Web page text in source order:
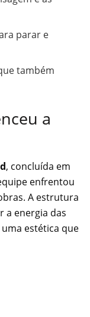
parar e
também
a
, concluída em
enfrentou
A estrutura
a energia das
estética que